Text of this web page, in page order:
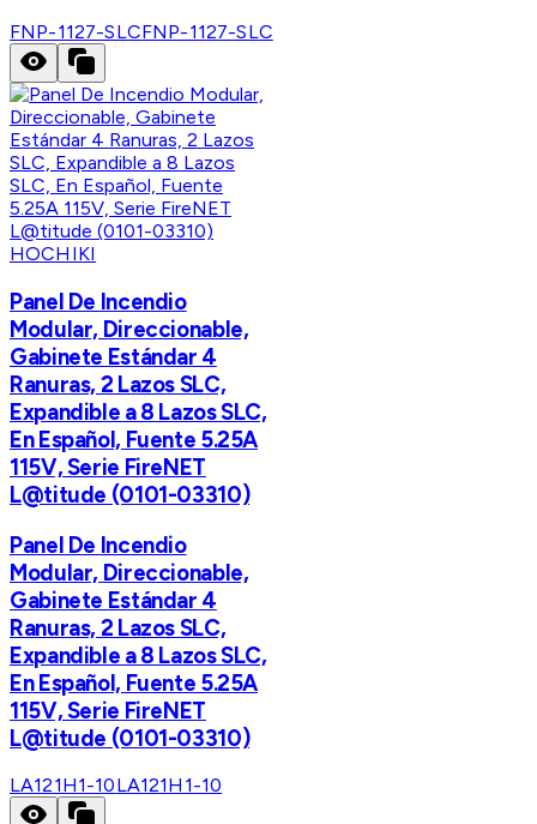
FNP-1127-SLCFNP-1127-SLC
HOCHIKI
Panel De Incendio
Modular, Direccionable,
Gabinete Estándar 4
Ranuras, 2 Lazos SLC,
Expandible a 8 Lazos SLC,
En Español, Fuente 5.25A
115V, Serie FireNET
L@titude (0101-03310)
Panel De Incendio
Modular, Direccionable,
Gabinete Estándar 4
Ranuras, 2 Lazos SLC,
Expandible a 8 Lazos SLC,
En Español, Fuente 5.25A
115V, Serie FireNET
L@titude (0101-03310)
LA121H1-10LA121H1-10